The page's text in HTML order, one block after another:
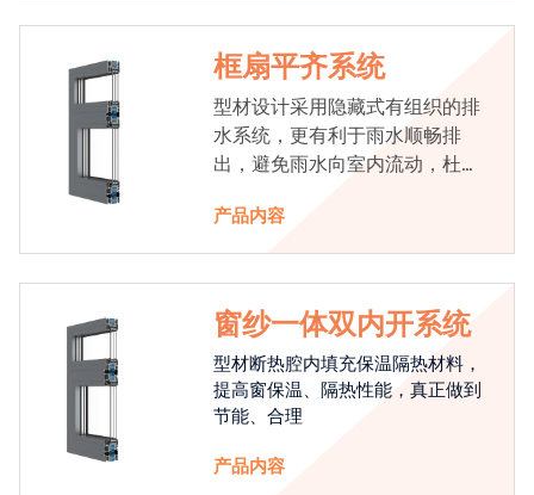
框扇平齐系统
型材设计采用隐藏式有组织的排
水系统，更有利于雨水顺畅排
出，避免雨水向室内流动，杜绝
产品内容
窗纱一体双内开系统
型材断热腔内填充保温隔热材料，
提高窗保温、隔热性能，真正做到
节能、合理
产品内容